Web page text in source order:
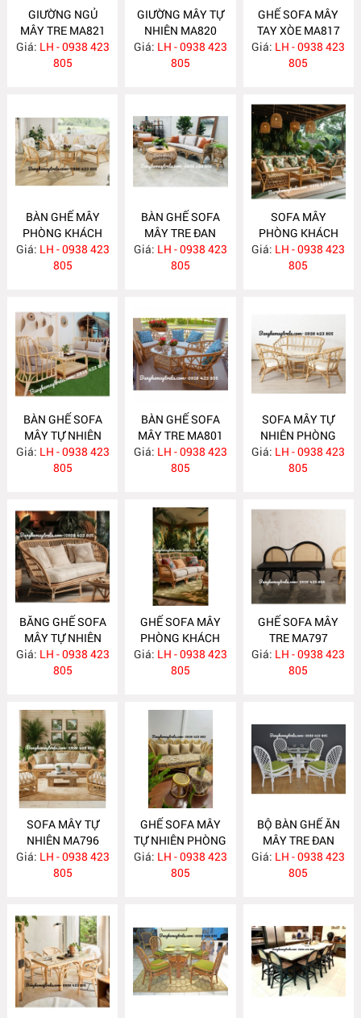
GIƯỜNG NGỦ
MÂY TRE MA821
Giá: LH - 0938 423
805
GIƯỜNG MÂY TỰ
NHIÊN MA820
Giá: LH - 0938 423
805
GHẾ SOFA MÂY
TAY XÒE MA817
Giá: LH - 0938 423
805
BÀN GHẾ MÂY
PHÒNG KHÁCH
NHỎ GỌN MA814
Giá: LH - 0938 423
805
BÀN GHẾ SOFA
MÂY TRE ĐAN
MA813
Giá: LH - 0938 423
805
SOFA MÂY
PHÒNG KHÁCH
MA812
Giá: LH - 0938 423
805
BÀN GHẾ SOFA
MÂY TỰ NHIÊN
PHÒNG KHÁCH
MA811
Giá: LH - 0938 423
805
BÀN GHẾ SOFA
MÂY TRE MA801
Giá: LH - 0938 423
805
SOFA MÂY TỰ
NHIÊN PHÒNG
KHÁCH MA800
Giá: LH - 0938 423
805
BĂNG GHẾ SOFA
MÂY TỰ NHIÊN
PHÒNG KHÁCH
MA799
Giá: LH - 0938 423
805
GHẾ SOFA MÂY
PHÒNG KHÁCH
MA798
Giá: LH - 0938 423
805
GHẾ SOFA MÂY
TRE MA797
Giá: LH - 0938 423
805
SOFA MÂY TỰ
NHIÊN MA796
Giá: LH - 0938 423
805
GHẾ SOFA MÂY
TỰ NHIÊN PHÒNG
KHÁCH MA795
Giá: LH - 0938 423
805
BỘ BÀN GHẾ ĂN
MÂY TRE ĐAN
MA784
Giá: LH - 0938 423
805